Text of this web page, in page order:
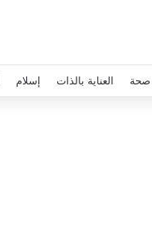
صحة العناية بالذات إسلام